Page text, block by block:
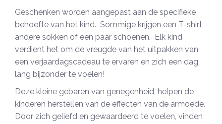
Geschenken worden aangepast aan de specifieke
behoefte van het kind. Sommige krijgen een T-shirt,
andere sokken of een paar schoenen. Elk kind
verdient het om de vreugde van het uitpakken van
een verjaardagscadeau te ervaren en zich een dag
lang bijzonder te voelen!
Deze kleine gebaren van genegenheid, helpen de
kinderen herstellen van de effecten van de armoede.
Door zich geliefd en gewaardeerd te voelen, vinden